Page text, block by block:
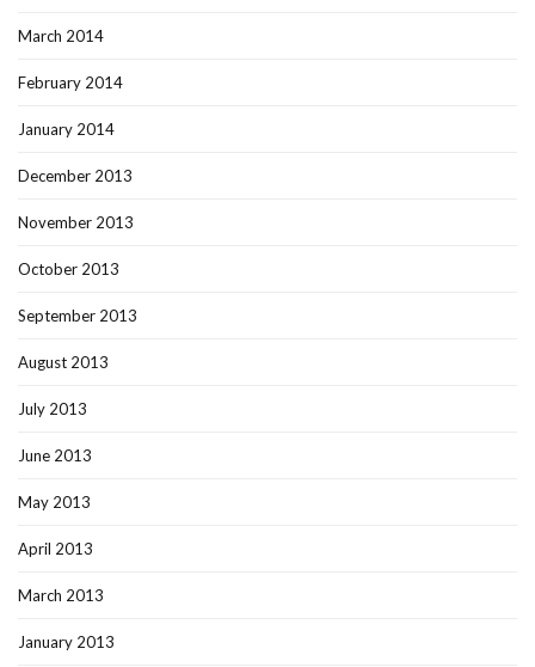
March 2014
February 2014
January 2014
December 2013
November 2013
October 2013
September 2013
August 2013
July 2013
June 2013
May 2013
April 2013
March 2013
January 2013